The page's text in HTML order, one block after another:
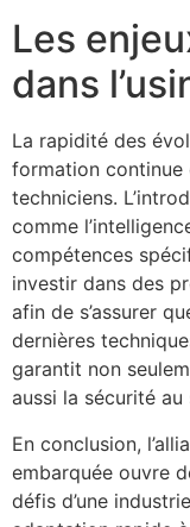
Les
dans
La rapidité des
formation continue
techniciens.
comme
compétences
investir dans des
afin de s’assurer
dernières
garantit non
aussi la sécurité au
En conclusion,
embarquée ouvre
défis d’une